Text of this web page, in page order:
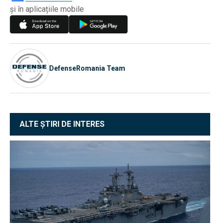
și în aplicațiile mobile
DefenseRomania Team
ALTE ȘTIRI DE INTERES